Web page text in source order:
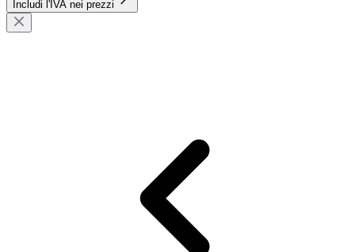
Includi l'IVA nei prezzi